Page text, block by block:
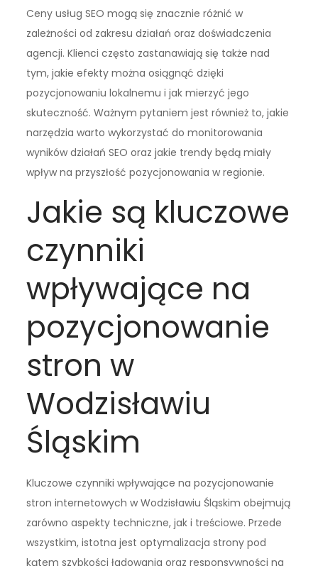
Ceny usług SEO mogą się znacznie różnić w
zależności od zakresu działań oraz doświadczenia
agencji. Klienci często zastanawiają się także nad
tym, jakie efekty można osiągnąć dzięki
pozycjonowaniu lokalnemu i jak mierzyć jego
skuteczność. Ważnym pytaniem jest również to, jakie
narzędzia warto wykorzystać do monitorowania
wyników działań SEO oraz jakie trendy będą miały
wpływ na przyszłość pozycjonowania w regionie.
Jakie są kluczowe
czynniki
wpływające na
pozycjonowanie
stron w
Wodzisławiu
Śląskim
Kluczowe czynniki wpływające na pozycjonowanie
stron internetowych w Wodzisławiu Śląskim obejmują
zarówno aspekty techniczne, jak i treściowe. Przede
wszystkim, istotna jest optymalizacja strony pod
kątem szybkości ładowania oraz responsywności na